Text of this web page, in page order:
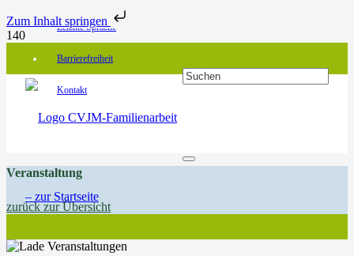
Zum Inhalt springen
Leichte Sprache
Barrierefreiheit
Kontakt
Veranstaltung
zurück zur Übersicht